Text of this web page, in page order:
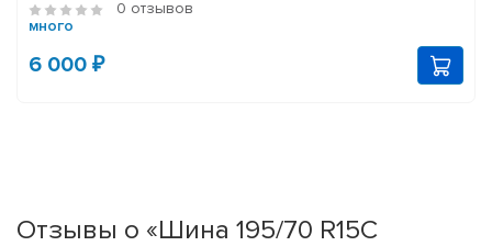
0 отзывов
много
6 000 ₽
Отзывы о «Шина 195/70 R15C